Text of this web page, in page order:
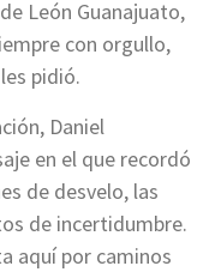
León Guanajuato,
con orgullo,
pidió.
Daniel
en el que recordó
de desvelo, las
de incertidumbre.
aquí por caminos